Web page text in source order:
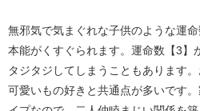
無邪気で気まぐれな子供のような運
本能がくすぐられます。運命数【3】
タジタジしてしまうこともあります
可愛いもの好きと共通点が多いです